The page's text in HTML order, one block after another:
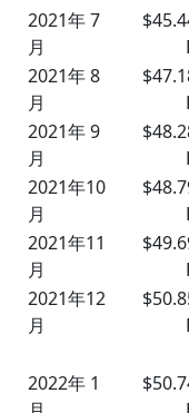
2021年 7
月
2021年 8
月
2021年 9
月
2021年10
月
2021年11
月
2021年12
月
2022年 1